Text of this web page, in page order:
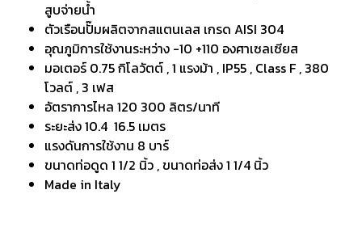
สูบจ่ายน้ำ
ตัวเรือนปั๊มผลิตจากสแตนเลส เกรด AISI 304
อุณภูมิการใช้งานระหว่าง -10 +110 องศาเซลเซียส
มอเตอร์ 0.75 กิโลวัตต์ , 1 แรงม้า , IP55 , Class F , 380
โวลต์ , 3 เฟส
อัตราการไหล 120 300 ลิตร/นาที
ระยะส่ง 10.4 16.5 เมตร
แรงดันการใช้งาน 8 บาร์
ขนาดท่อดูด 1 1/2 นิ้ว , ขนาดท่อส่ง 1 1/4 นิ้ว
Made in Italy